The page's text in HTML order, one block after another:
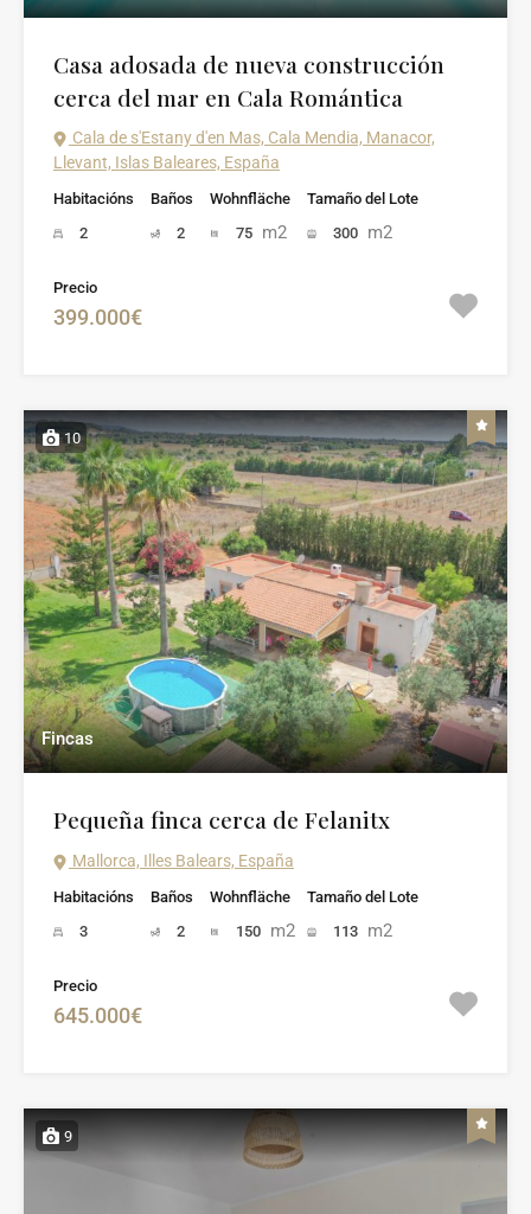
Casa adosada de nueva construcción
cerca del mar en Cala Romántica
Cala de s'Estany d'en Mas, Cala Mendia, Manacor,
Llevant, Islas Baleares, España
Habitacións
2
Baños
2
Wohnfläche
75 m2
Tamaño del Lote
300 m2
Precio
399.000€
10
Fincas
Pequeña finca cerca de Felanitx
Mallorca, Illes Balears, España
Habitacións
3
Baños
2
Wohnfläche
150 m2
Tamaño del Lote
113 m2
Precio
645.000€
9